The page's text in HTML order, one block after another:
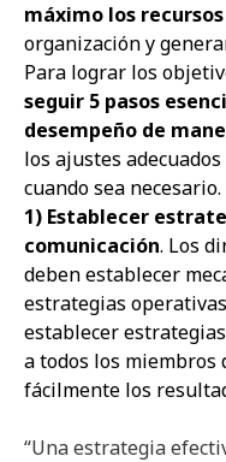
máximo los
organización y
Para lograr los
seguir 5 pasos
desempeño de
los ajustes
cuando sea necesario.
1) Establecer
comunicación. Los
deben establecer
estrategias
establecer
a todos los miembros
fácilmente los
“Una estrategia